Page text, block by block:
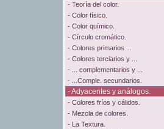
- Teoría del color.
- Color físico.
- Color químico.
- Círculo cromático.
- Colores primarios ...
- Colores terciarios y ...
- ... complementarios y ...
- ...Comple. secundarios.
- Adyacentes y análogos.
- Colores fríos y cálidos.
- Mezcla de colores.
- La Textura.